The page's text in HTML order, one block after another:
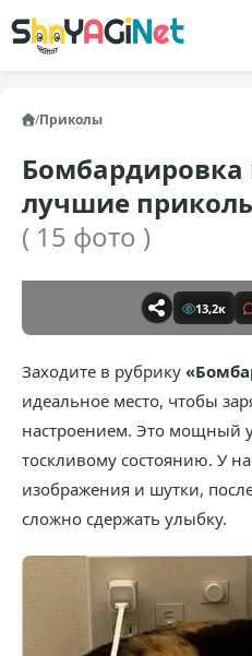
/Приколы
лучшие
( 15 фото )
13,2к
Заходите в рубрику
идеальное место, чтобы
настроением. Это мощный
тоскливому состоянию. У
изображения и шутки,
сложно сдержать улыбку.